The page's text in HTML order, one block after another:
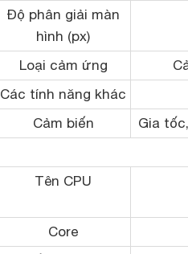
Độ phân giải màn
hình (px)
Loại cảm ứng
Các tính năng khác
Cảm biến
Gia
Tên CPU
Core